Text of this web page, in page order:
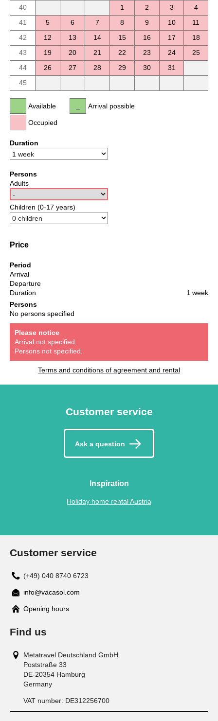
40
1 2 3
4
41
5 6 7 8 9 10
11
42
12 13 14 15 16 17
18
43
19 20 21 22 23 24
25
44
26 27 28 29 30
31
45
Available
Occupied
Arrival possible
Duration
Persons
Adults
Children (0-17 years)
Price
Period
Arrival
Departure
Duration
1 week
Persons
No persons specified
Please notice
Arrival not specified.
Persons not specified.
Terms and conditions of agreement and rental
Customer service
Ask a question
Inspiration
Holiday home rental Austria
Customer service
(+49) 040 8740 6723
info@vacasol.com
Opening hours
Find us
Metatravel Deutschland GmbH
Poststraße 33
DE-20354 Hamburg
Germany
VAT number: DE312256700